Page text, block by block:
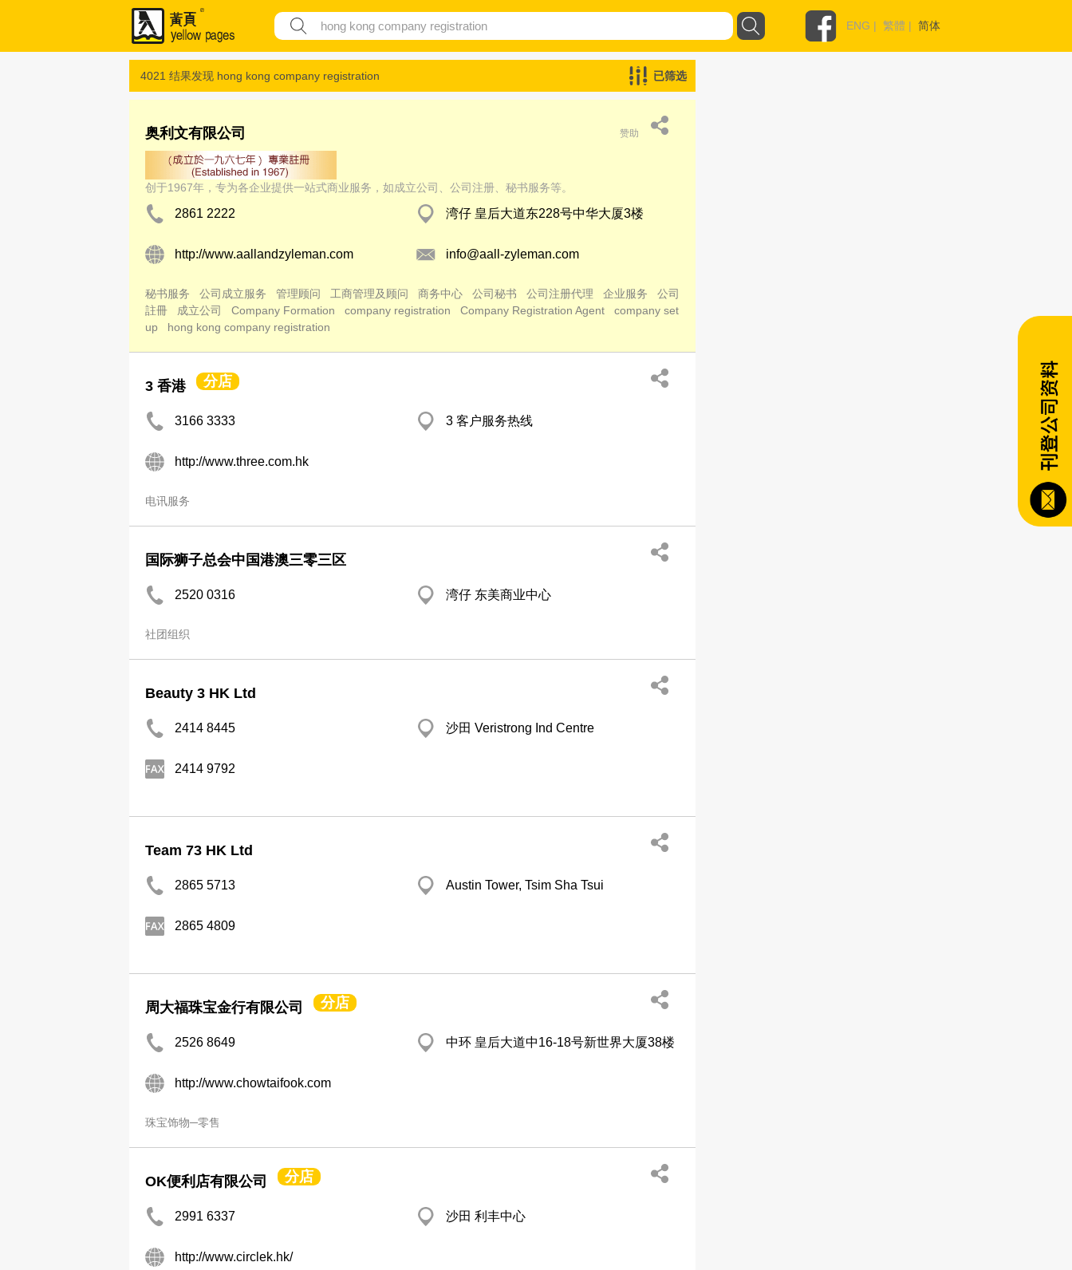
ENG | 繁體 | 简体
4021 结果发现 hong kong company registration 已筛选
奥利文有限公司 赞助
创于1967年，专为各企业提供一站式商业服务，如成立公司、公司注册、秘书服务等。
2861 2222 湾仔 皇后大道东228号中华大厦3楼
http://www.aallandzyleman.com info@aall-zyleman.com
秘书服务 公司成立服务 管理顾问 工商管理及顾问 商务中心 公司秘书 公司注册代理 企业服务
公司
註冊
成立公司 Company Formation company registration Company Registration Agent
company set
up
hong kong company registration
3 香港 分店
3166 3333 3 客户服务热线
http://www.three.com.hk
电讯服务
国际狮子总会中国港澳三零三区
2520 0316 湾仔 东美商业中心
社团组织
Beauty 3 HK Ltd
2414 8445 沙田 Veristrong Ind Centre
2414 9792
Team 73 HK Ltd
2865 5713 Austin Tower, Tsim Sha Tsui
2865 4809
周大福珠宝金行有限公司 分店
2526 8649 中环 皇后大道中16-18号新世界大厦38楼
http://www.chowtaifook.com
珠宝饰物─零售
OK便利店有限公司 分店
2991 6337 沙田 利丰中心
http://www.circlek.hk/